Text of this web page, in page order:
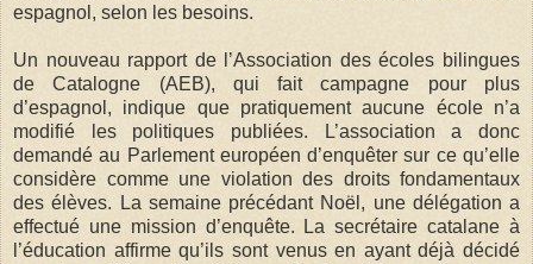
espagnol, selon les besoins.
Un nouveau rapport de l’Association des écoles bilingues
de Catalogne (AEB), qui fait campagne pour plus
d’espagnol, indique que pratiquement aucune école n’a
modifié les politiques publiées. L’association a donc
demandé au Parlement européen d’enquêter sur ce qu’elle
considère comme une violation des droits fondamentaux
des élèves. La semaine précédant Noël, une délégation a
effectué une mission d’enquête. La secrétaire catalane à
l’éducation affirme qu’ils sont venus en ayant déjà décidé